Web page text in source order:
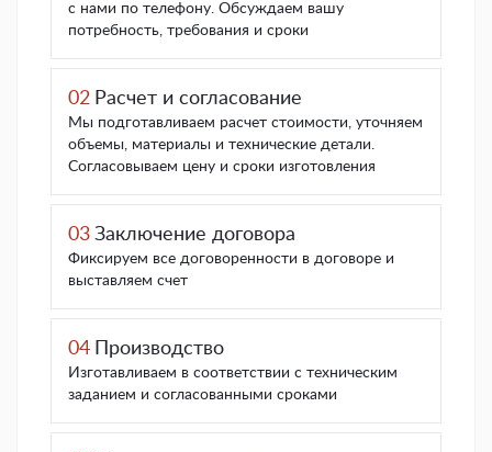
с нами по телефону. Обсуждаем вашу
потребность, требования и сроки
02 Расчет и согласование
Мы подготавливаем расчет стоимости, уточняем
объемы, материалы и технические детали.
Согласовываем цену и сроки изготовления
03 Заключение договора
Фиксируем все договоренности в договоре и
выставляем счет
04 Производство
Изготавливаем в соответствии с техническим
заданием и согласованными сроками